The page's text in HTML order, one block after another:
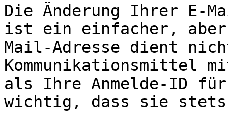
Die Änderung Ihrer E-
ist ein einfacher,
Mail-Adresse dient
Kommunikationsmittel
als Ihre Anmelde-ID
wichtig, dass sie